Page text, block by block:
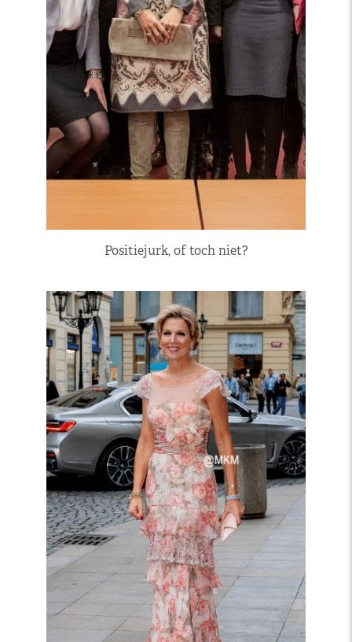
Positiejurk, of toch niet?